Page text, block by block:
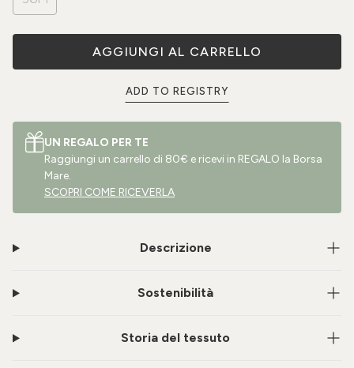
AGGIUNGI AL CARRELLO
ADD TO REGISTRY
UN REGALO PER TE
Raggiungi un carrello di 80€ e ricevi in REGALO la Borsa
Mare.
SCOPRI COME RICEVERLA
Descrizione
Sostenibilità
Storia del tessuto